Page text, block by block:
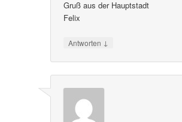
Gruß aus der Hauptstadt
Felix
Antworten ↓